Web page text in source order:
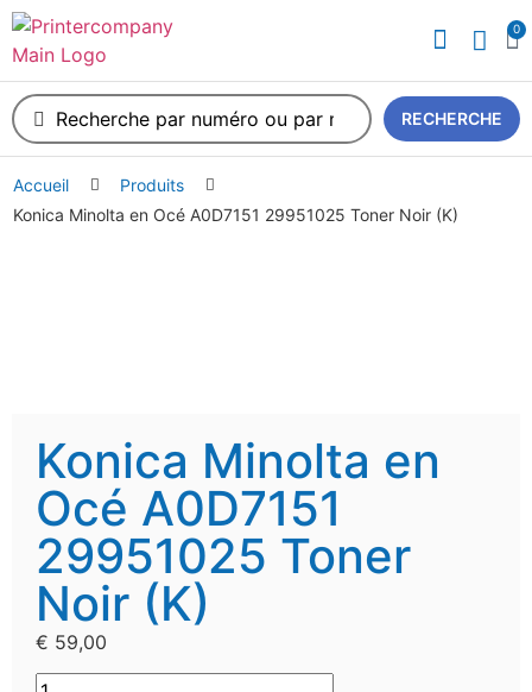
0
RECHERCHE
Accueil
Produits
Konica Minolta en Océ A0D7151 29951025 Toner Noir (K)
Konica Minolta en
Océ A0D7151
29951025 Toner
Noir (K)
€ 59,00